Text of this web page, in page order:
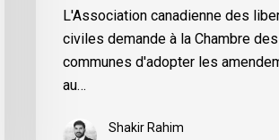
L'Association canadienne des
civiles demande à la Chambre des
communes d'adopter les
au…
Shakir Rahim